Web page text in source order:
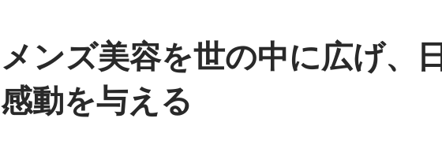
メンズ美容を世の中に広げ、
感動を与える